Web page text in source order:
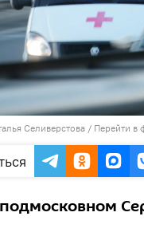
Селиверстова / Перейти в